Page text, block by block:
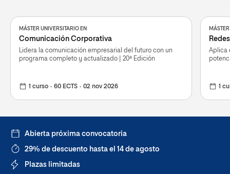
MÁSTER UNIVERSITARIO EN
Comunicación Corporativa
Lidera la comunicación empresarial del futuro con un
programa completo y actualizado | 20ª Edición
1 curso 60 ECTS 02 nov 2026
Aplica
1
Abierta próxima convocatoria
29% de descuento hasta el 14 de agosto
Plazas limitadas